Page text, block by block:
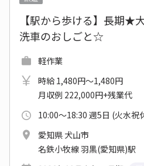
【駅から歩ける】長期★
洗車のおしごと☆
軽作業
時給 1,480円～1,480円
月収例 222,000円+残業代
10:00～18:30 週5日 (火水祝
愛知県 犬山市
名鉄小牧線 羽黒(愛知県)駅